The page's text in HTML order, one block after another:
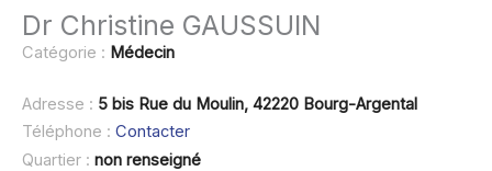
Dr Christine GAUSSUIN
Catégorie : Médecin
Adresse : 5 bis Rue du Moulin, 42220 Bourg-Argental
Téléphone : Contacter
Quartier : non renseigné